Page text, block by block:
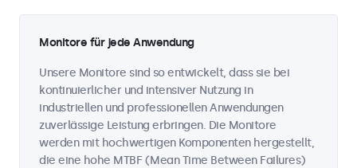
Monitore für jede Anwendung
Unsere Monitore sind so entwickelt, dass sie bei
kontinuierlicher und intensiver Nutzung in
industriellen und professionellen Anwendungen
zuverlässige Leistung erbringen. Die Monitore
werden mit hochwertigen Komponenten hergestellt,
die eine hohe MTBF (Mean Time Between Failures)